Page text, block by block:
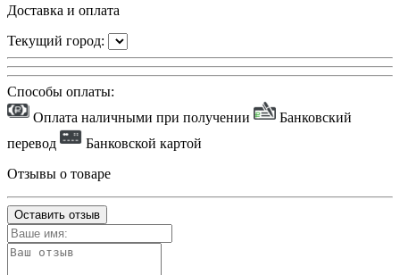
Доставка и оплата
Текущий город:
Способы оплаты:
Оплата наличными при получении
Банковский
перевод
Банковской картой
Отзывы о товаре
Оставить отзыв